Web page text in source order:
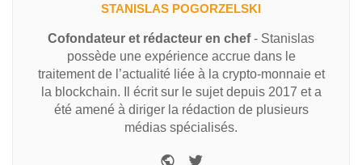
STANISLAS POGORZELSKI
Cofondateur et rédacteur en chef- Stanislas
possède une expérience accrue dans le
traitement de l’actualité liée à la crypto-monnaie et
la blockchain. Il écrit sur le sujet depuis 2017 et a
été amené à diriger la rédaction de plusieurs
médias spécialisés.